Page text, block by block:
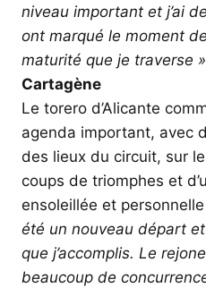
niveau important et j’ai
ont marqué le moment
maturité que je traverse
Cartagène
Le torero d’Alicante
agenda important, avec
des lieux du circuit, sur
coups de triomphes et
ensoleillée et
été un nouveau départ
que j’accomplis. Le
beaucoup de